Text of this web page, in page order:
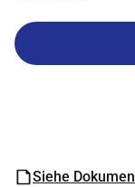
Siehe